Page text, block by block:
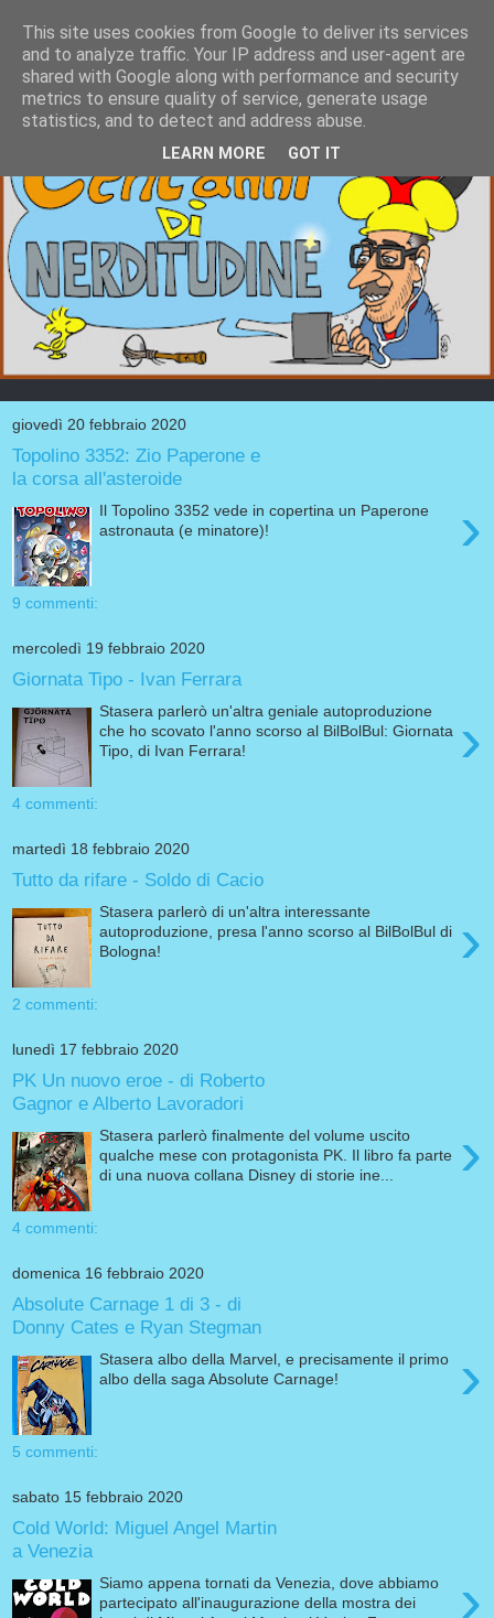
giovedì 20 febbraio 2020
Topolino 3352: Zio Paperone e
la corsa all'asteroide
›
Il Topolino 3352 vede in copertina un Paperone
astronauta (e minatore)!
9 commenti:
mercoledì 19 febbraio 2020
Giornata Tipo - Ivan Ferrara
›
Stasera parlerò un'altra geniale autoproduzione
che ho scovato l'anno scorso al BilBolBul: Giornata
Tipo, di Ivan Ferrara!
4 commenti:
martedì 18 febbraio 2020
Tutto da rifare - Soldo di Cacio
›
Stasera parlerò di un'altra interessante
autoproduzione, presa l'anno scorso al BilBolBul di
Bologna!
2 commenti:
lunedì 17 febbraio 2020
PK Un nuovo eroe - di Roberto
Gagnor e Alberto Lavoradori
›
Stasera parlerò finalmente del volume uscito
qualche mese con protagonista PK. Il libro fa parte
di una nuova collana Disney di storie ine...
4 commenti:
domenica 16 febbraio 2020
Absolute Carnage 1 di 3 - di
Donny Cates e Ryan Stegman
›
Stasera albo della Marvel, e precisamente il primo
albo della saga Absolute Carnage!
5 commenti:
sabato 15 febbraio 2020
Cold World: Miguel Angel Martin
a Venezia
›
Siamo appena tornati da Venezia, dove abbiamo
partecipato all'inaugurazione della mostra dei
This site uses cookies from Google to deliver its services
and to analyze traffic. Your IP address and user-agent are
shared with Google along with performance and security
metrics to ensure quality of service, generate usage
statistics, and to detect and address abuse.
LEARN MORE GOT IT